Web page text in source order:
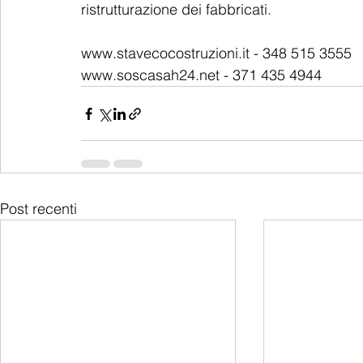
ristrutturazione dei fabbricati.
www.stavecocostruzioni.it - 348 515 3555
www.soscasah24.net - 371 435 4944
Post recenti